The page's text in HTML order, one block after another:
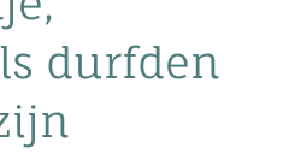
durfden